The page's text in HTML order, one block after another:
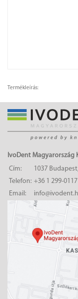
Termékleírás:
IvoDent Magyarország
Cím:
1037
Telefon: +36 1 299-0117
Email: